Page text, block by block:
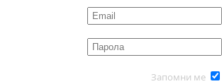
Запомни ме